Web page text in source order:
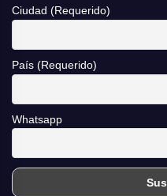
Ciudad (Requerido)
País (Requerido)
Whatsapp